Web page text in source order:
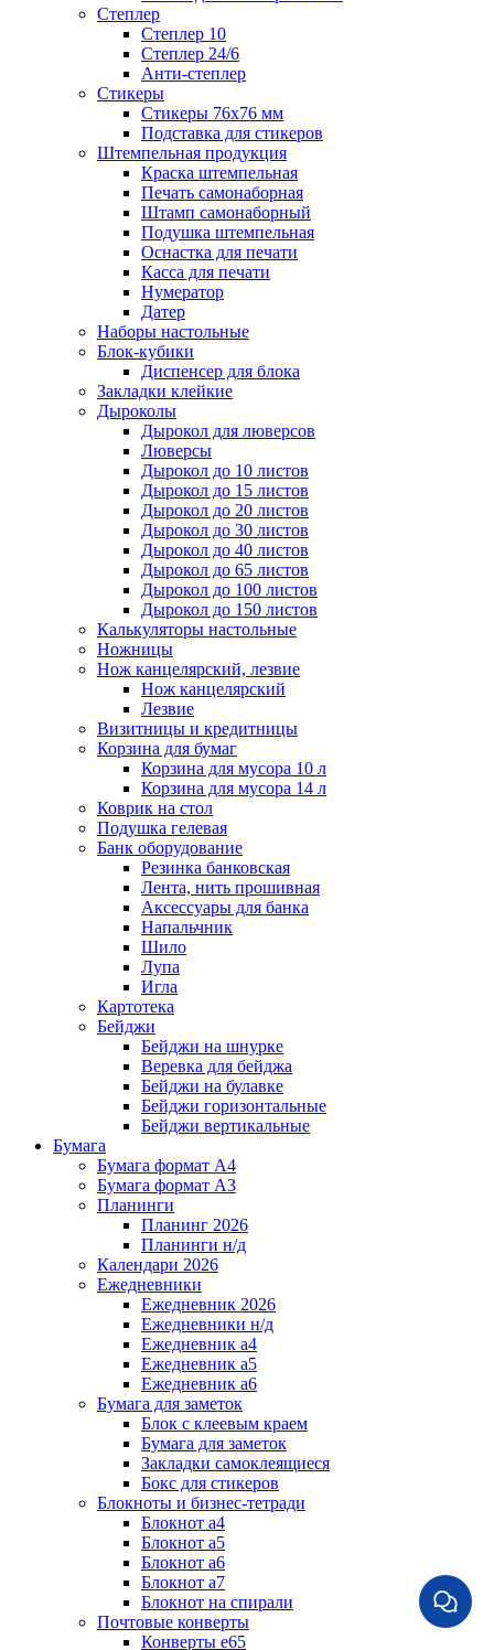
Степлер
Степлер 10
Степлер 24/6
Анти-степлер
Стикеры
Стикеры 76x76 мм
Подставка для стикеров
Штемпельная продукция
Краска штемпельная
Печать самонаборная
Штамп самонаборный
Подушка штемпельная
Оснастка для печати
Касса для печати
Нумератор
Датер
Наборы настольные
Блок-кубики
Диспенсер для блока
Закладки клейкие
Дыроколы
Дырокол для люверсов
Люверсы
Дырокол до 10 листов
Дырокол до 15 листов
Дырокол до 20 листов
Дырокол до 30 листов
Дырокол до 40 листов
Дырокол до 65 листов
Дырокол до 100 листов
Дырокол до 150 листов
Калькуляторы настольные
Ножницы
Нож канцелярский, лезвие
Нож канцелярский
Лезвие
Визитницы и кредитницы
Корзина для бумаг
Корзина для мусора 10 л
Корзина для мусора 14 л
Коврик на стол
Подушка гелевая
Банк оборудование
Резинка банковская
Лента, нить прошивная
Аксессуары для банка
Напальчник
Шило
Лупа
Игла
Картотека
Бейджи
Бейджи на шнурке
Веревка для бейджа
Бейджи на булавке
Бейджи горизонтальные
Бейджи вертикальные
Бумага
Бумага формат А4
Бумага формат А3
Планинги
Планинг 2026
Планинги н/д
Календари 2026
Ежедневники
Ежедневник 2026
Ежедневники н/д
Ежедневник а4
Ежедневник а5
Ежедневник а6
Бумага для заметок
Блок с клеевым краем
Бумага для заметок
Закладки самоклеящиеся
Бокс для стикеров
Блокноты и бизнес-тетради
Блокнот а4
Блокнот а5
Блокнот а6
Блокнот а7
Блокнот на спирали
Почтовые конверты
Конверты е65